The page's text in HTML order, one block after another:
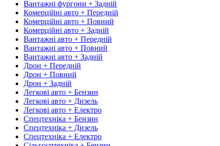
Вантажні фургони + Задній
Комерційні авто + Передній
Комерційні авто + Повний
Комерційні авто + Задній
Вантажні авто + Передній
Вантажні авто + Повний
Вантажні авто + Задній
Дрон + Передній
Дрон + Повний
Дрон + Задній
Легкові авто + Бензин
Легкові авто + Дизель
Легкові авто + Електро
Спецтехніка + Бензин
Спецтехніка + Дизель
Спецтехніка + Електро